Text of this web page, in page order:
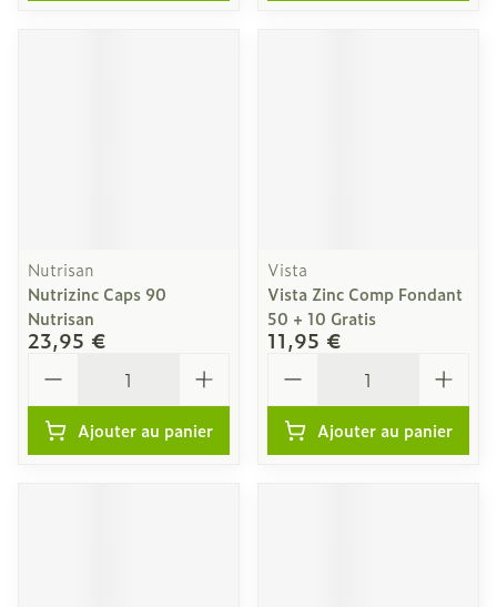
Nutrisan
Nutrizinc Caps 90
Nutrisan
23,95 €
Ajouter au panier
Vista
Vista Zinc Comp Fondant
50 + 10 Gratis
11,95 €
Ajouter au panier